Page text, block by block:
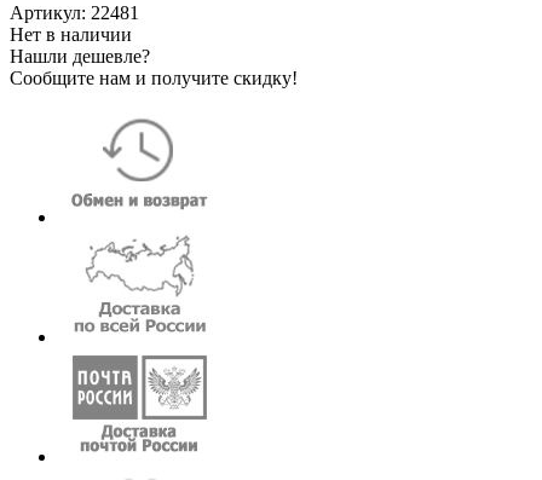
Артикул: 22481
Нет в наличии
Нашли дешевле?
Сообщите нам и получите скидку!